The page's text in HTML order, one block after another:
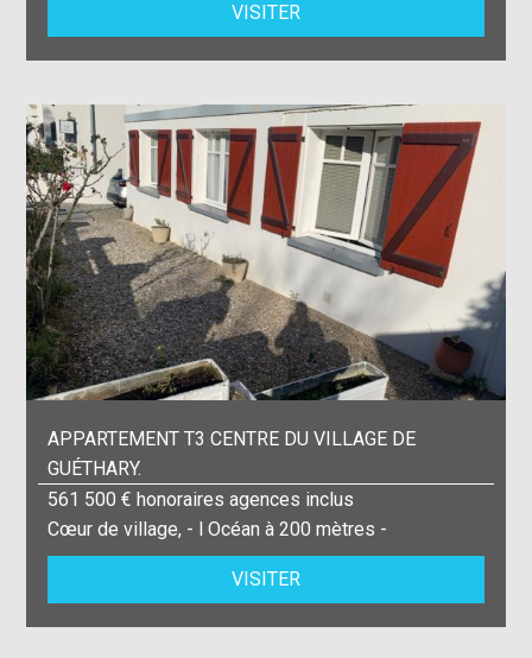
VISITER
APPARTEMENT T3 CENTRE DU VILLAGE DE
GUÉTHARY.
561 500 € honoraires agences inclus
Cœur de village, - l Océan à 200 mètres -
VISITER